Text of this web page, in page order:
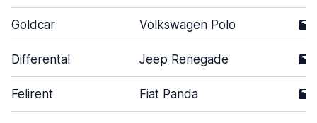
Goldcar Volkswagen Polo 5
Differental Jeep Renegade 5
Felirent Fiat Panda 5